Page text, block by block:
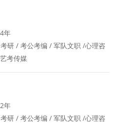
年
研 / 考公考编 / 军队文职 /心理咨
考传媒
年
研 / 考公考编 / 军队文职 /心理咨